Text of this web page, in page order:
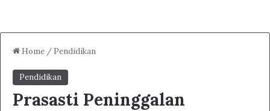
Home / Pendidikan
Pendidikan
Prasasti Peninggalan